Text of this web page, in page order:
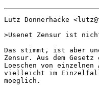
Lutz Donnerhacke
>Usenet Zensur ist
Das stimmt, ist aber
Zensur. Aus dem
Loeschen von
vielleicht im Einzelfall
moeglich.